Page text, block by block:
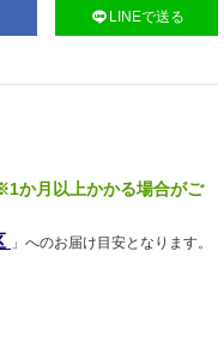
LINEで送る
か月以上かかる場合がご
」へのお届け目安となります。